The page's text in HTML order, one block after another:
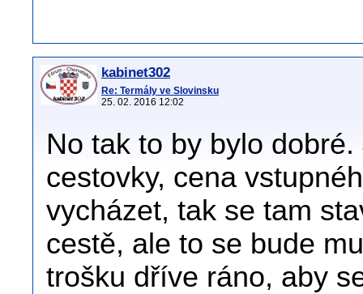
kabinet302
Re: Termály ve Slovinsku
25. 02. 2016 12:02
No tak to by bylo
cestovky, cena
vycházet, tak se tam
cestě, ale to se bude
trošku dříve ráno, aby